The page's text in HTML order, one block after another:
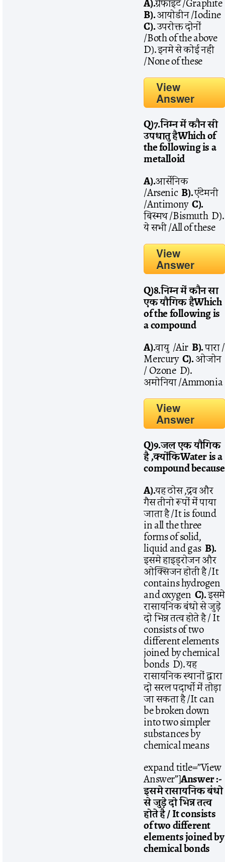
B).आयोडीन /Iodine
C).उपरोक्त दोनों
/Both of the above
D). इनमे से कोई नहीं
/None of these
View
Answer
Q)7.निम्नमेंकौनसी
उपधातुहैWhich of
the following is a
metalloid
A).आर्सेनिक
/ArsenicB).एंटेमनी
/AntimonyC).
बिस्मथ /Bismuth D).
ये सभी /All of these
View
Answer
Q)8.निम्नमेंकौनसा
एकयौगिकहैWhich
of the following is
a compound
A).वायु /AirB).पारा /
MercuryC).ओजोन
/ Ozone D).
अमोनिया /Ammonia
View
Answer
Q)9.जलएकयौगिक
है,क्योंकिWater is a
compound because
A).यह ठोस ,द्रव और
गैस तीनो रूपों में पाया
जाता है /It is found
in all the three
forms of solid,
liquid and gasB).
इसमे हाइड्रोजन और
ओक्सिजन होती है /It
contains hydrogen
and oxygen C).इसमे
रासायनिक बंधो से जुड़े
दो भिन्न तत्व होते है / It
consists of two
different elements
joined by chemical
bonds D). यह
रासायनिक स्थानों द्वारा
दो सरल पदार्थो में तोड़ा
जा सकता है /It can
be broken down
into two simpler
substances by
chemical means
expand title=”View
Answer”]Answer :-
इसमे रासायनिक बंधो
से जुड़े दो भिन्न तत्व
होते है / It consists
of two different
elements joined by
chemical bonds